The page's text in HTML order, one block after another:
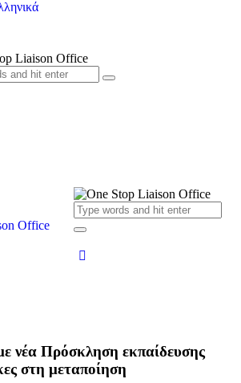
νέα Πρόσκληση εκπαίδευσης
στη μεταποίηση